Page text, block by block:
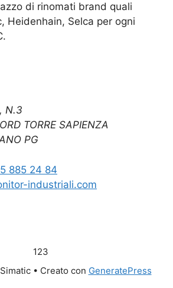
di rinomati brand quali
Heidenhain, Selca per ogni
N.3
TORRE SAPIENZA
PG
885 24 84
industriali.com
123
• Creato con GeneratePress